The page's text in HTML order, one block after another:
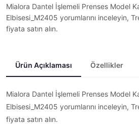
Mialora Dantel İşlemeli Prenses Model
Elbisesi_M2405 yorumlarını inceleyin,
fiyata satın alın.
Ürün Açıklaması Özellikler
Mialora Dantel İşlemeli Prenses Model
Elbisesi_M2405 yorumlarını inceleyin,
fiyata satın alın.